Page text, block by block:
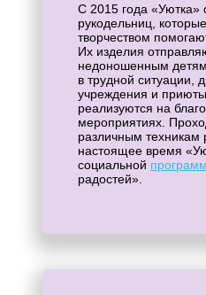
С 2015 года «Уютка»
рукодельниц,
творчеством
Их изделия
недоношенным
в трудной ситуации,
учреждения и
реализуются на
мероприятиях.
различным техникам
настоящее время
социальной
радостей».